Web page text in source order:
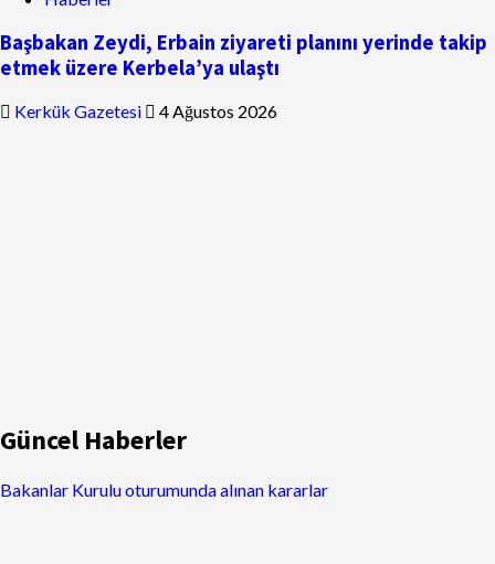
Başbakan Zeydi, Erbain ziyareti planını yerinde takip
etmek üzere Kerbela’ya ulaştı
Kerkük Gazetesi 4 Ağustos 2026
Güncel Haberler
Bakanlar Kurulu oturumunda alınan kararlar